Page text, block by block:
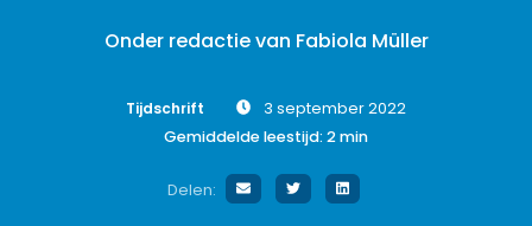
Onder redactie van Fabiola Müller
Tijdschrift
3 september 2022
Gemiddelde leestijd: 2min
Delen: